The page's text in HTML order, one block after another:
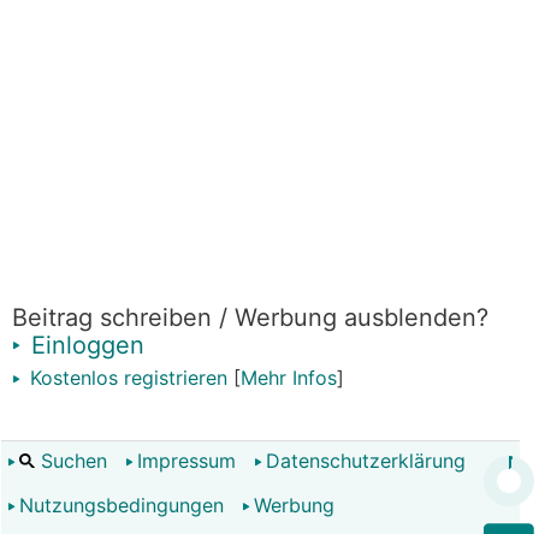
Beitrag schreiben / Werbung ausblenden?
Einloggen
Kostenlos registrieren [Mehr Infos]
Suchen Impressum
Datenschutzerklärung
Nutzungsbedingungen
Werbung